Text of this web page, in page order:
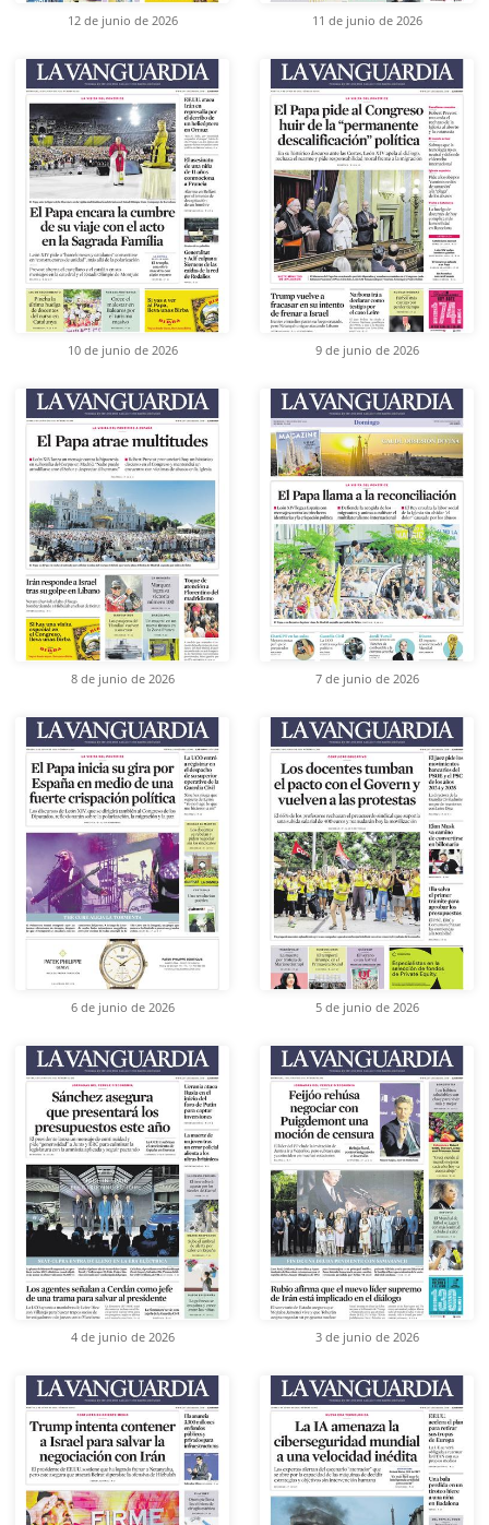
12 de junio de 2026 11 de junio de 2026
10 de junio de 2026 9 de junio de 2026
8 de junio de 2026 7 de junio de 2026
6 de junio de 2026 5 de junio de 2026
4 de junio de 2026 3 de junio de 2026